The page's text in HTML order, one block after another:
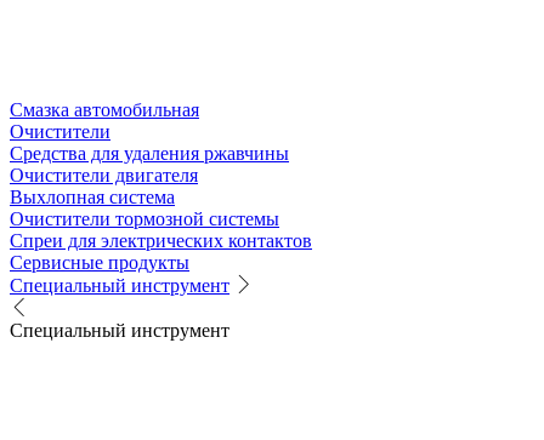
Смазка автомобильная
Очистители
Средства для удаления ржавчины
Очистители двигателя
Выхлопная система
Очистители тормозной системы
Спреи для электрических контактов
Сервисные продукты
Специальный инструмент
Специальный инструмент